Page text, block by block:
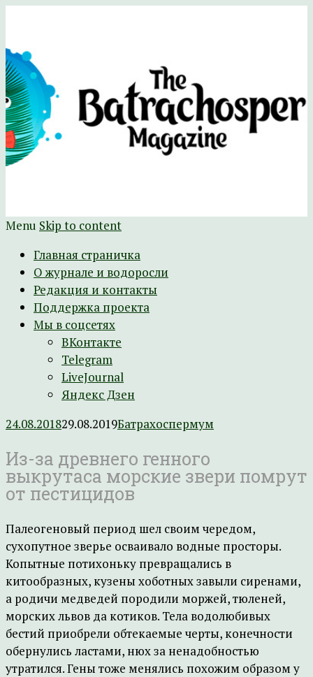
The Batrachospermum Magazine
Батрахоспермум (официальный сайт)
Menu Skip to content
Главная страничка
О журнале и водоросли
Редакция и контакты
Поддержка проекта
Мы в соцсетях
ВКонтакте
Telegram
LiveJournal
Яндекс Дзен
24.08.201829.08.2019Батрахоспермум
Из-за древнего генного
выкрутаса морские звери помрут
от пестицидов
Палеогеновый период шел своим чередом,
сухопутное зверье осваивало водные просторы.
Копытные потихоньку превращались в
китообразных, кузены хоботных завыли сиренами,
а родичи медведей породили моржей, тюленей,
морских львов да котиков. Тела водолюбивых
бестий приобрели обтекаемые черты, конечности
обернулись ластами, нюх за ненадобностью
утратился. Гены тоже менялись похожим образом у